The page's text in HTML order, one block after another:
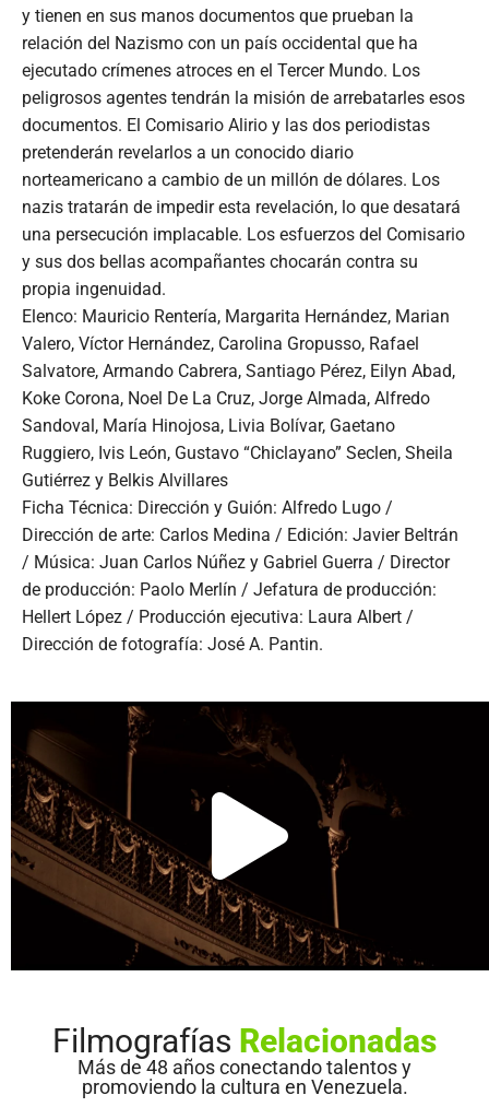
y tienen en sus manos documentos que prueban la
relación del Nazismo con un país occidental que ha
ejecutado crímenes atroces en el Tercer Mundo. Los
peligrosos agentes tendrán la misión de arrebatarles esos
documentos. El Comisario Alirio y las dos periodistas
pretenderán revelarlos a un conocido diario
norteamericano a cambio de un millón de dólares. Los
nazis tratarán de impedir esta revelación, lo que desatará
una persecución implacable. Los esfuerzos del Comisario
y sus dos bellas acompañantes chocarán contra su
propia ingenuidad.
Elenco: Mauricio Rentería, Margarita Hernández, Marian
Valero, Víctor Hernández, Carolina Gropusso, Rafael
Salvatore, Armando Cabrera, Santiago Pérez, Eilyn Abad,
Koke Corona, Noel De La Cruz, Jorge Almada, Alfredo
Sandoval, María Hinojosa, Livia Bolívar, Gaetano
Ruggiero, Ivis León, Gustavo “Chiclayano” Seclen, Sheila
Gutiérrez y Belkis Alvillares
Ficha Técnica: Dirección y Guión: Alfredo Lugo /
Dirección de arte: Carlos Medina / Edición: Javier Beltrán
/ Música: Juan Carlos Núñez y Gabriel Guerra / Director
de producción: Paolo Merlín / Jefatura de producción:
Hellert López / Producción ejecutiva: Laura Albert /
Dirección de fotografía: José A. Pantin.
Filmografías Relacionadas
Más de 48 años conectando talentos y
promoviendo la cultura en Venezuela.